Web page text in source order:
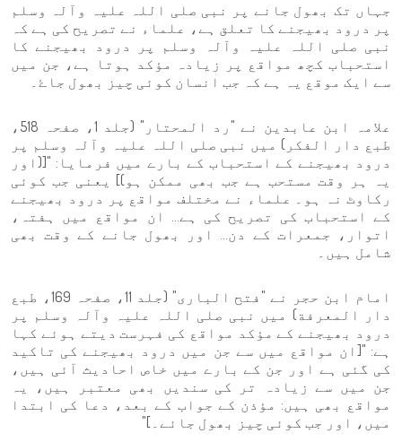
جہاں تک بھول جانے پر نبی صلی اللہ علیہ وآلہ وسلم
پر درود بھیجنے کا تعلق ہے، علماء نے تصریح کی ہے کہ
نبی صلی اللہ علیہ وآلہ وسلم پر درود بھیجنے کا
استحباب کچھ مواقع پر زیادہ مؤکد ہوتا ہے، جن میں
سے ایک موقع یہ ہے کہ جب انسان کوئی چیز بھول جاۓ۔
علامہ ابن عابدین نے "رد المحتار" (جلد 1، صفحہ 518،
طبع دار الفكر) میں نبی صلی اللہ علیہ وآلہ وسلم پر
درود بھیجنے کے استحباب کے بارے میں فرمایا: "[(اور
یہ ہر وقت مستحب ہے جب بھی ممکن ہو)] یعنی جب کوئی
رکاوٹ نہ ہو۔ علماء نے مختلف مواقع پر درود بھیجنے
کے استحباب کی تصریح کی ہے... ان مواقع میں ہفتہ،
اتوار، جمعرات کے دن... اور بھول جانے کے وقت بھی
شامل ہیں۔
امام ابن حجر نے "فتح الباری" (جلد 11، صفحہ 169، طبع
دار المعرفة) میں نبی صلی اللہ علیہ وآلہ وسلم پر
درود بھیجنے کے مؤکد مواقع کی فہرست دیتے ہوئے کہا
ہے: "[ان مواقع میں سے جن میں درود بھیجنے کی تاکید
کی گئی ہے اور جن کے بارے میں خاص احادیث آئی ہیں،
جن میں سے زیادہ تر کی سندیں بھی معتبر ہیں، یہ
مواقع بھی ہیں: مؤذن کے جواب کے بعد، دعا کی ابتدا
میں، اور جب کوئی چیز بھول جائے۔]"